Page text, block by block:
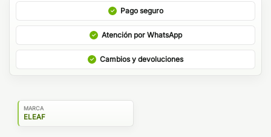
Pago seguro
Atención por WhatsApp
Cambios y devoluciones
MARCA
ELEAF